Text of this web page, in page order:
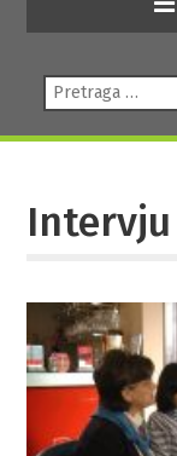
Pretraga:
Intervju